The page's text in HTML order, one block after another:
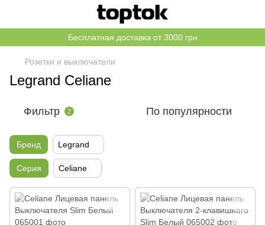
Бесплатная доставка от 3000 грн
Розетки и выключатели
Legrand Celiane
Фильтр 2 По популярности
Бренд Legrand
Серия Celiane